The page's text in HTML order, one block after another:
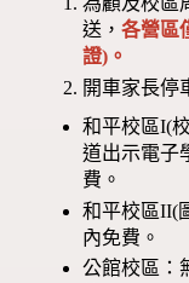
送，各營區
證)。
開車家長停
和平校區I(
道出示電子
費。
和平校區II(
內免費。
公館校區：